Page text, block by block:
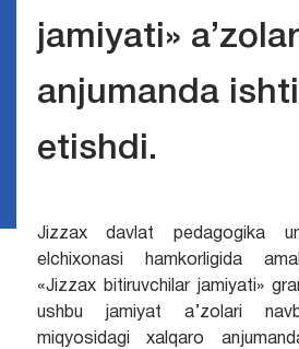
jamiyati»
anjumanda
etishdi.
Jizzax davlat pedagogika
elchixonasi hamkorligida
«Jizzax bitiruvchilar jamiyati»
ushbu jamiyat a’zolari
miqyosidagi xalqaro